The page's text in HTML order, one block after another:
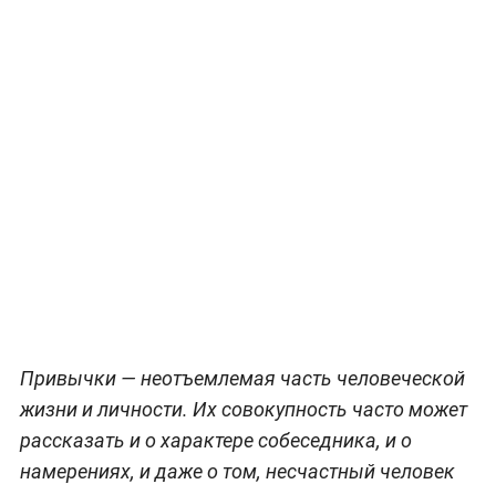
Привычки — неотъемлемая часть человеческой
жизни и личности. Их совокупность часто может
рассказать и о характере собеседника, и о
намерениях, и даже о том, несчастный человек